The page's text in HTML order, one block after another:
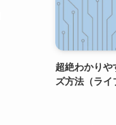
超絶わかりや
ズ方法（ライ